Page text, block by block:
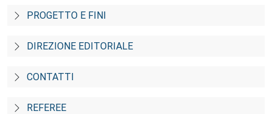
PROGETTO E FINI
DIREZIONE EDITORIALE
CONTATTI
REFEREE